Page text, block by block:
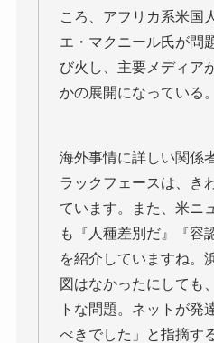
ころ、アフリカ系米国
エ・マクニール氏が問
び火し、主要メディア
かの展開になっている。
海外事情に詳しい関係
ラックフェースは、き
ています。また、米ニ
も『人種差別だ』『容
を紹介していますね。
図はなかったにしても
トな問題。ネットが発
べきでした」と指摘する